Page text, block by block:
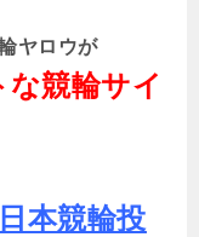
ヤロウが
な競輪サイ
日本競輪投